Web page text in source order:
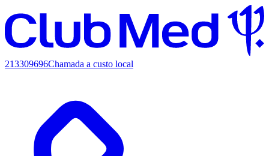
213309696Chamada a custo local